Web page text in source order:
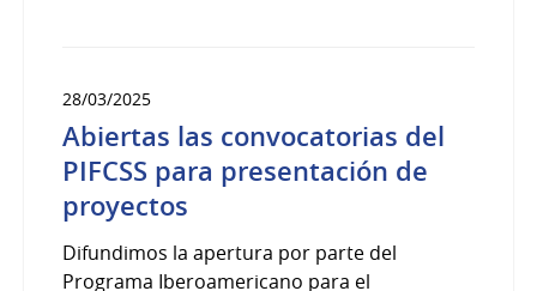
28/03/2025
Abiertas las convocatorias del
PIFCSS para presentación de
proyectos
Difundimos la apertura por parte del
Programa Iberoamericano para el